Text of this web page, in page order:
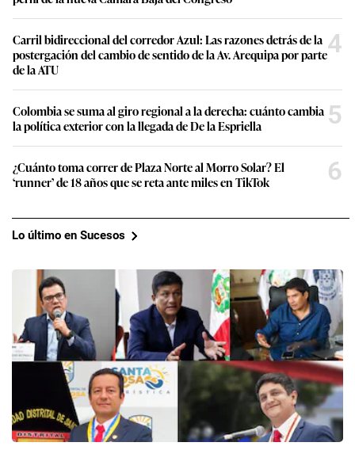
Carril bidireccional del corredor Azul: Las razones detrás de la
postergación del cambio de sentido de la Av. Arequipa por parte
de la ATU
4
Colombia se suma al giro regional a la derecha: cuánto cambia
la política exterior con la llegada de De la Espriella
5
¿Cuánto toma correr de Plaza Norte al Morro Solar? El
‘runner’ de 18 años que se reta ante miles en TikTok
6
Lo último en Sucesos